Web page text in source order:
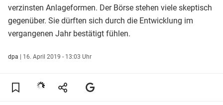
verzinsten Anlageformen. Der Börse stehen viele skeptisch
gegenüber. Sie dürften sich durch die Entwicklung im
vergangenen Jahr bestätigt fühlen.
dpa | 16. April 2019 - 13:03 Uhr